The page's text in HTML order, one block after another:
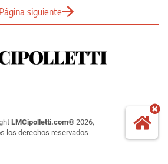
Página siguiente
LMCipolletti.com© 2026,
los derechos reservados